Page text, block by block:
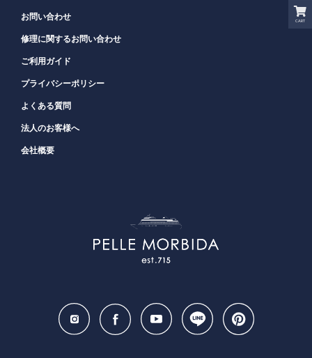
CART
お問い合わせ
修理に関するお問い合わせ
ご利用ガイド
プライバシーポリシー
よくある質問
法人のお客様へ
会社概要